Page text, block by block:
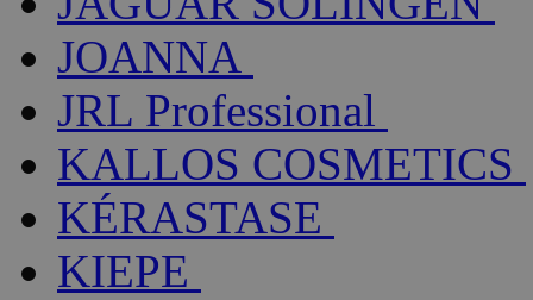
JOANNA
JRL Professional
KALLOS COSMETICS
KÉRASTASE
KIEPE